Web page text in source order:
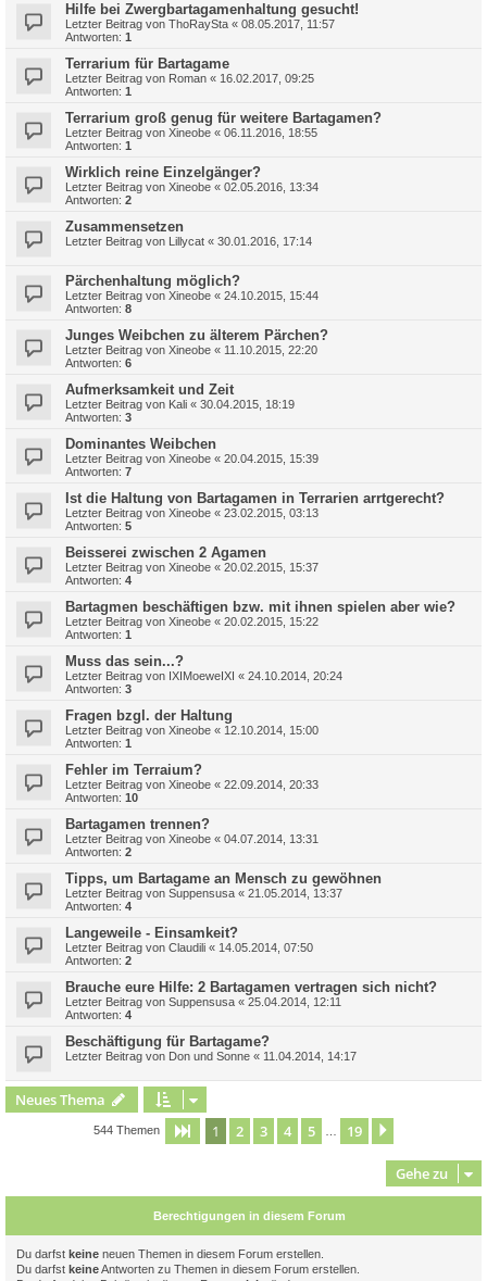
Hilfe bei Zwergbartagamenhaltung gesucht!
Letzter Beitrag von ThoRaySta « 08.05.2017, 11:57
Antworten: 1
Terrarium für Bartagame
Letzter Beitrag von Roman « 16.02.2017, 09:25
Antworten: 1
Terrarium groß genug für weitere Bartagamen?
Letzter Beitrag von Xineobe « 06.11.2016, 18:55
Antworten: 1
Wirklich reine Einzelgänger?
Letzter Beitrag von Xineobe « 02.05.2016, 13:34
Antworten: 2
Zusammensetzen
Letzter Beitrag von Lillycat « 30.01.2016, 17:14
Pärchenhaltung möglich?
Letzter Beitrag von Xineobe « 24.10.2015, 15:44
Antworten: 8
Junges Weibchen zu älterem Pärchen?
Letzter Beitrag von Xineobe « 11.10.2015, 22:20
Antworten: 6
Aufmerksamkeit und Zeit
Letzter Beitrag von Kali « 30.04.2015, 18:19
Antworten: 3
Dominantes Weibchen
Letzter Beitrag von Xineobe « 20.04.2015, 15:39
Antworten: 7
Ist die Haltung von Bartagamen in Terrarien arrtgerecht?
Letzter Beitrag von Xineobe « 23.02.2015, 03:13
Antworten: 5
Beisserei zwischen 2 Agamen
Letzter Beitrag von Xineobe « 20.02.2015, 15:37
Antworten: 4
Bartagmen beschäftigen bzw. mit ihnen spielen aber wie?
Letzter Beitrag von Xineobe « 20.02.2015, 15:22
Antworten: 1
Muss das sein...?
Letzter Beitrag von IXIMoeweIXI « 24.10.2014, 20:24
Antworten: 3
Fragen bzgl. der Haltung
Letzter Beitrag von Xineobe « 12.10.2014, 15:00
Antworten: 1
Fehler im Terraium?
Letzter Beitrag von Xineobe « 22.09.2014, 20:33
Antworten: 10
Bartagamen trennen?
Letzter Beitrag von Xineobe « 04.07.2014, 13:31
Antworten: 2
Tipps, um Bartagame an Mensch zu gewöhnen
Letzter Beitrag von Suppensusa « 21.05.2014, 13:37
Antworten: 4
Langeweile - Einsamkeit?
Letzter Beitrag von Claudili « 14.05.2014, 07:50
Antworten: 2
Brauche eure Hilfe: 2 Bartagamen vertragen sich nicht?
Letzter Beitrag von Suppensusa « 25.04.2014, 12:11
Antworten: 4
Beschäftigung für Bartagame?
Letzter Beitrag von Don und Sonne « 11.04.2014, 14:17
Neues Thema
544 Themen Seite 1von 19
1 2 3 4 5 19
Gehe zu
Berechtigungen in diesem Forum
Du darfst keine neuen Themen in diesem Forum erstellen.
Du darfst keineAntworten zu Themen in diesem Forum erstellen.